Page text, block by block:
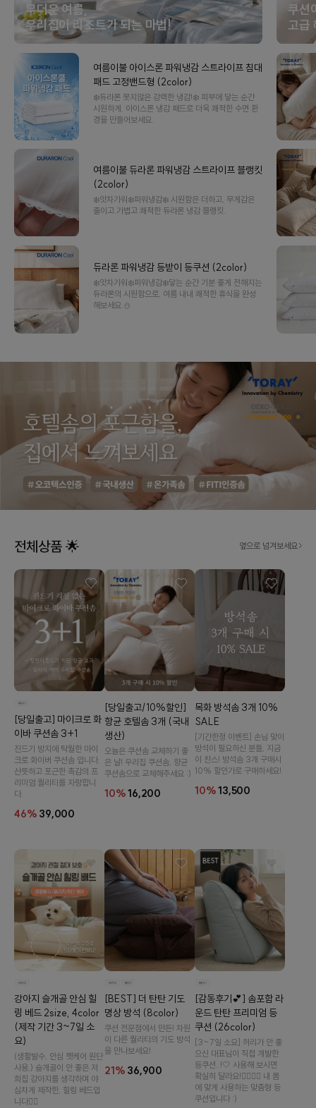
무더운 여름,
우리집이 리조트가 되는 마법!
여름이불 아이스론 파워냉감 스트라이프 침대
패드 고정밴드형 (2color)
❄️듀라론 못지않은 강력한 냉감!❄️ 피부에 닿는 순간
시원하게. 아이스론 냉감 패드로 더욱 쾌적한 수면 환
경을 만들어보세요.
여름이불 듀라론 파워냉감 스트라이프 블랭킷
(2color)
❄️앗차가워❄️파워냉감❄️ 시원함은 더하고, 무게감은
줄이고.가볍고 쾌적한 듀라론 냉감 블랭킷.
듀라론 파워냉감 등받이 등쿠션 (2color)
❄️앗차가워❄️파워냉감❄️닿는 순간 기분 좋게 전해지는
듀라론의 시원함으로, 여름 내내 쾌적한 휴식을 완성
해보세요.⛄
쿠션
고급
전체상품 🌟 옆으로 넘겨보세요
[당일출고] 마이크로 화
이바 쿠션솜 3+1
진드기 방지에 탁월한 마이
크로 화이버 쿠션솜 입니다.
산뜻하고 포근한 촉감의 프
리미엄 퀄리티를 자랑합니
다.
46% 39,000
[당일출고/10%할인]
항균 호텔솜 3개 (국내
생산)
오늘은 쿠션솜 교체하기 좋
은 날! 우리집 쿠션솜, 향균
쿠션솜으로 교체해주세요 :)
10%16,200
목화 방석솜 3개 10%
SALE
[기간한정 이벤트] 손님 맞이
방석이 필요하신 분들, 지금
이 찬스! 방석솜 3개 구매시
10% 할인가로 구매하세요!
10%13,500
강아지 슬개골 안심 힐
링 베드 2size, 4color
(제작 기간 3~7일 소
요)
(생활발수, 안심 펫케어 원단
사용,) 슬개골이 안 좋은 저
희집 강아지를 생각하며 야
심차게 제작한, 힐링 베드입
니다👍🏻
[BEST] 더 탄탄 기도
명상 방석 (8color)
쿠션 전문점에서 만든! 차원
이 다른 퀄리티의 기도 방석
을 만나보세요!
21% 36,900
[감동후기💕] 솜포함 라
운드 탄탄 프리미엄 등
쿠션 (26color)
[3~7일 소요] 허리가 안 좋
으신 대표님이 직접 개발한
등쿠션..!🤍 사용해 보시면
확실히 달라요!👉🏻👈🏻 내 몸
에 맞게 사용하는 맞춤형 등
쿠션입니다 :)